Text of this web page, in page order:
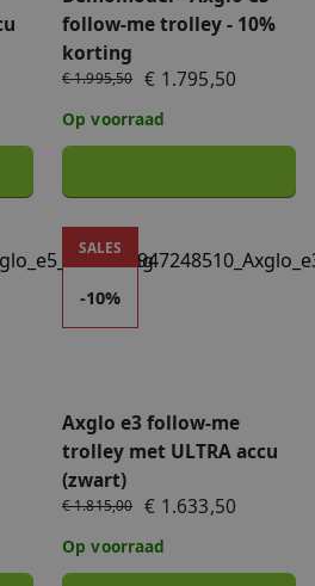
follow-me trolley - 10%
korting
€ 1.995,50 € 1.795,50
Op voorraad
(zwart)SALES
-10%
Axglo e3 follow-me
trolley met ULTRA accu
(zwart)
€ 1.815,00 € 1.633,50
Op voorraad
Axglo e3 follow-me trolley